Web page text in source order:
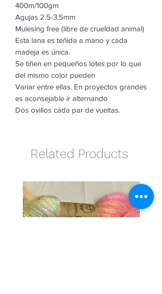
400m/100gm
Agujas 2.5-3.5mm
Mulesing free (libre de crueldad animal)
Esta lana es teñida a mano y cada
madeja es única.
Se tiñen en pequeños lotes por lo que
del mismo color pueden
Variar entre ellas. En proyectos grandes
es aconsejable ir alternando
Dos ovillos cada par de vueltas.
Related Products